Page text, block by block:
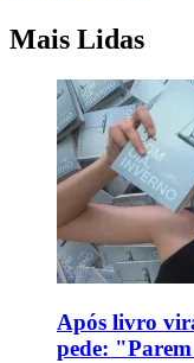
Mais Lidas
Após livro
pede: